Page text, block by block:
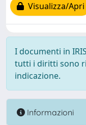
Visualizza/Apri
I documenti in
tutti i diritti sono
indicazione.
Informazioni